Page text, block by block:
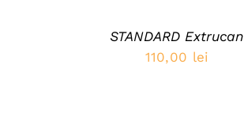
STANDARD Extrucan
110,00 lei